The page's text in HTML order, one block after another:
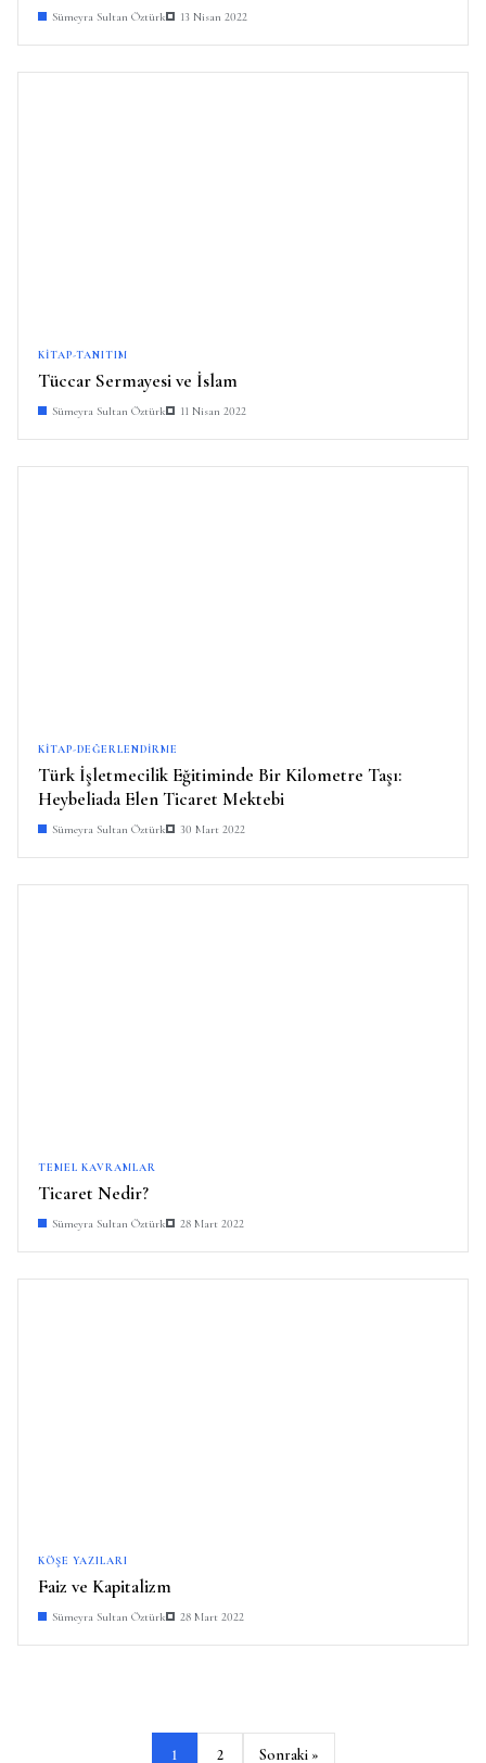
Sümeyra Sultan Öztürk 13 Nisan 2022
KITAP-TANITIM
Tüccar Sermayesi ve İslam
Sümeyra Sultan Öztürk 11 Nisan 2022
KITAP-DEĞERLENDIRME
Türk İşletmecilik Eğitiminde Bir Kilometre Taşı:
Heybeliada Elen Ticaret Mektebi
Sümeyra Sultan Öztürk 30 Mart 2022
TEMEL KAVRAMLAR
Ticaret Nedir?
Sümeyra Sultan Öztürk 28 Mart 2022
KÖŞE YAZILARI
Faiz ve Kapitalizm
Sümeyra Sultan Öztürk 28 Mart 2022
1 2 Sonraki »